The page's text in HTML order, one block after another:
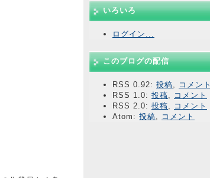
いろいろ
ログイン...
このブログの配信
RSS 0.92: 投稿, コメント
RSS 1.0: 投稿, コメント
RSS 2.0: 投稿, コメント
Atom: 投稿, コメント